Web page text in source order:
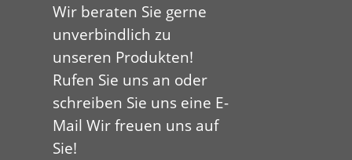
Wir beraten Sie gerne
unverbindlich zu
unseren Produkten!
Rufen Sie uns an oder
schreiben Sie uns eine E-
Mail Wir freuen uns auf
Sie!